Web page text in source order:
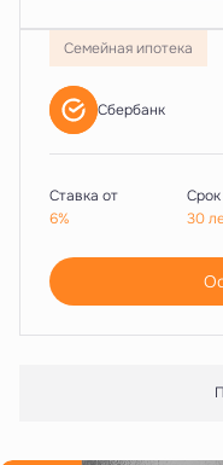
Семейная ипотека
Сбербанк
Ставка от
6%
30